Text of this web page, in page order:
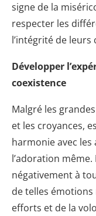
signe de la
respecter les
l’intégrité de
Développer
coexistence
Malgré les
et les croyances,
harmonie avec
l’adoration
négativement à
de telles émotions
efforts et de la